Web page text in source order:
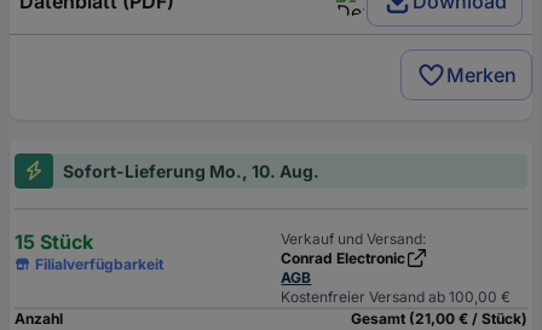
Merken
Sofort-Lieferung Mo., 10. Aug.
15 Stück
Filialverfügbarkeit
Verkauf und Versand:
Conrad Electronic
AGB
Kostenfreier Versand ab 100,00 €
Anzahl
Gesamt (21,00 € / Stück)